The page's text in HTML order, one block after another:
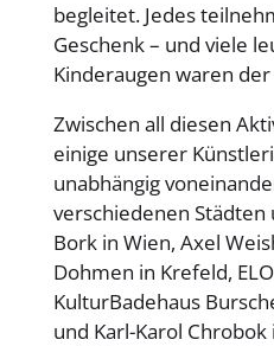
begleitet. Jedes
Geschenk – und viele
Kinderaugen waren
Zwischen all diesen
einige unserer
unabhängig
verschiedenen Städten
Bork in Wien, Axel
Dohmen in Krefeld,
KulturBadehaus
und Karl-Karol Chrobok